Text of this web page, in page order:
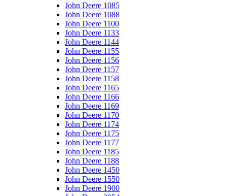
John Deere 1085
John Deere 1088
John Deere 1100
John Deere 1133
John Deere 1144
John Deere 1155
John Deere 1156
John Deere 1157
John Deere 1158
John Deere 1165
John Deere 1166
John Deere 1169
John Deere 1170
John Deere 1174
John Deere 1175
John Deere 1177
John Deere 1185
John Deere 1188
John Deere 1450
John Deere 1550
John Deere 1900